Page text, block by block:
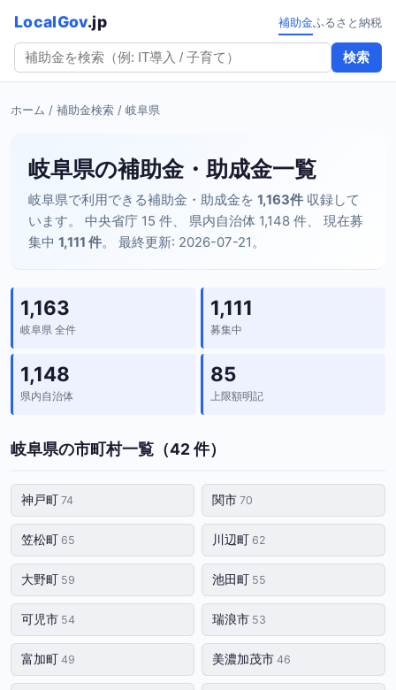
LocalGov.jp
検索
補助金ふるさと納税
ホーム / 補助金検索 / 岐阜県
岐阜県の補助金・助成金一覧
岐阜県で利用できる補助金・助成金を 1,163件 収録して
います。 中央省庁 15 件、 県内自治体 1,148 件、 現在募
集中 1,111 件。 最終更新: 2026-07-21。
1,163
岐阜県 全件
1,111
募集中
1,148
県内自治体
85
上限額明記
岐阜県の市町村一覧（42 件）
神戸町 74 関市 70
笠松町 65 川辺町 62
大野町 59 池田町 55
可児市 54 瑞浪市 53
富加町 49 美濃加茂市 46